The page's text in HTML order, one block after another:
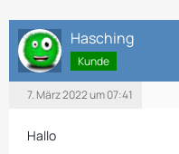
Hasching
Kunde
7. März 2022 um 07:41
Hallo